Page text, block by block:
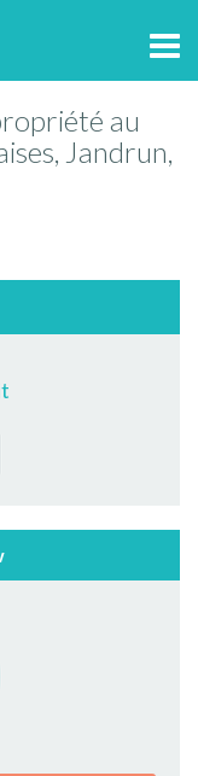
au
Jandrun,